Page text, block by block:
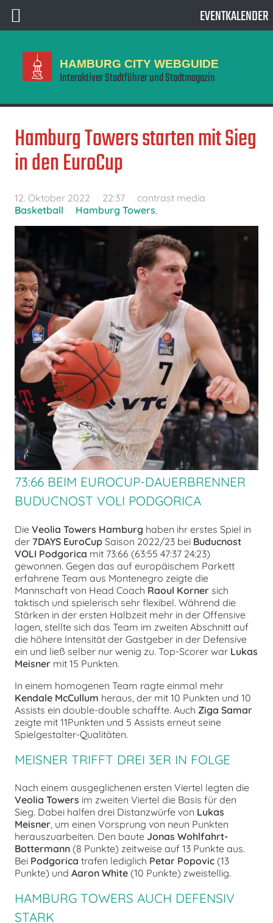
HAMBURG CITY WEBGUIDE
Interaktiver Stadtführer und Stadtmagazin
Hamburg Towers starten mit Sieg
in den EuroCup
12. Oktober 2022 22:37
contrast media
Basketball
Hamburg Towers
73:66 BEIM EUROCUP-DAUERBRENNER
BUDUCNOST VOLI PODGORICA
Die Veolia Towers Hamburg haben ihr erstes Spiel in
der 7DAYS EuroCup Saison 2022/23 bei Buducnost
VOLI Podgorica mit 73:66 (63:55 47:37 24:23)
gewonnen. Gegen das auf europäischem Parkett
erfahrene Team aus Montenegro zeigte die
Mannschaft von Head Coach Raoul Korner sich
taktisch und spielerisch sehr flexibel. Während die
Stärken in der ersten Halbzeit mehr in der Offensive
lagen, stellte sich das Team im zweiten Abschnitt auf
die höhere Intensität der Gastgeber in der Defensive
ein und ließ selber nur wenig zu. Top-Scorer war Lukas
Meisner mit 15 Punkten.
In einem homogenen Team ragte einmal mehr
Kendale McCullum heraus, der mit 10 Punkten und 10
Assists ein double-double schaffte. Auch Ziga Samar
zeigte mit 11Punkten und 5 Assists erneut seine
Spielgestalter-Qualitäten.
MEISNER TRIFFT DREI 3ER IN FOLGE
Nach einem ausgeglichenen ersten Viertel legten die
Veolia Towers im zweiten Viertel die Basis für den
Sieg. Dabei halfen drei Distanzwürfe von Lukas
Meisner, um einen Vorsprung von neun Punkten
herauszuarbeiten. Den baute Jonas Wohlfahrt-
Bottermann (8 Punkte) zeitweise auf 13 Punkte aus.
Bei Podgorica trafen lediglich Petar Popovic (13
Punkte) und Aaron White (10 Punkte) zweistellig.
HAMBURG TOWERS AUCH DEFENSIV
STARK
EVENTKALENDER